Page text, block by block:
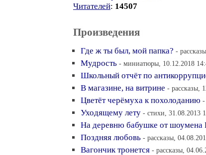
Читателей: 14507
Произведения
Где ж ты был, мой папка? -
Мудрость - миниатюры, 10.12.2018
Школьный отчёт по
В магазине, на витрине - рассказы,
Цветёт черёмуха к похолоданию -
Уходящему лету - стихи, 31.08.2013
На деревню бабушке от
Поздняя любовь - рассказы,
Вагончик тронется - рассказы,